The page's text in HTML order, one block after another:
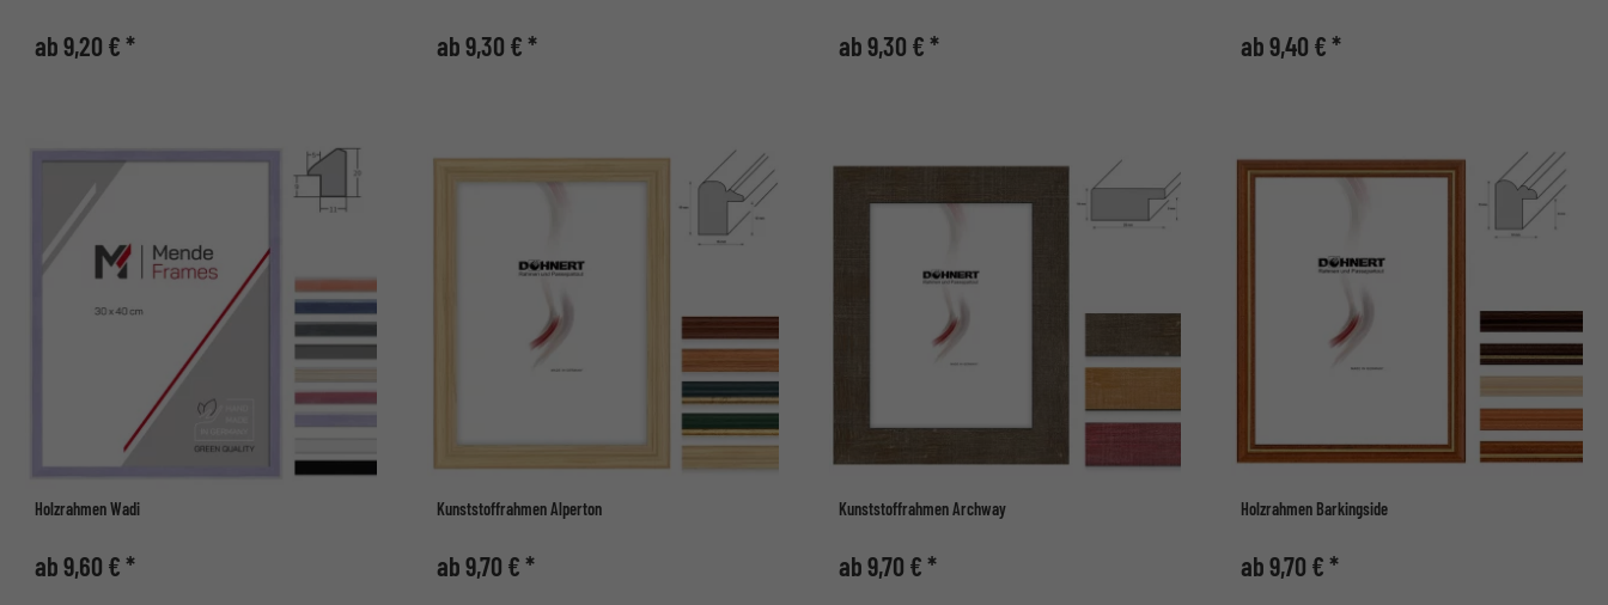
ab 9,20 € * ab 9,30 € * ab 9,30 € * ab 9,40 € *
Holzrahmen Wadi
ab 9,60 € *
Kunststoffrahmen Alperton
ab 9,70 € *
Kunststoffrahmen Archway
ab 9,70 € *
Holzrahmen Barkingside
ab 9,70 € *